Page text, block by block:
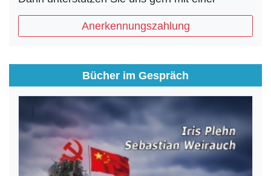
Anerkennungszahlung
Bücher im Gespräch